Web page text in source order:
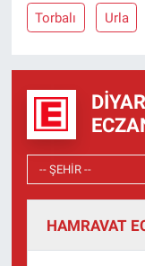
Torbalı Urla
HAMRAVAT